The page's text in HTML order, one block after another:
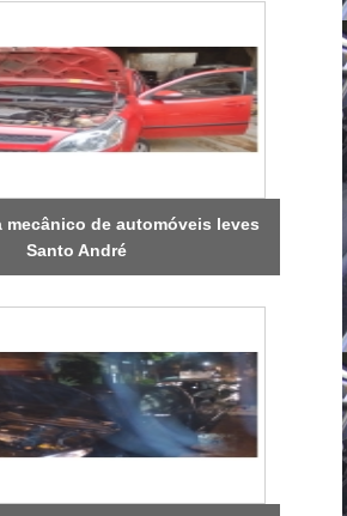
de automóveis leves
Santo André